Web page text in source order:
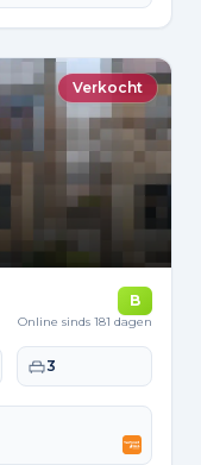
Verkocht
B
Online sinds 181 dagen
Slaapkamers
3